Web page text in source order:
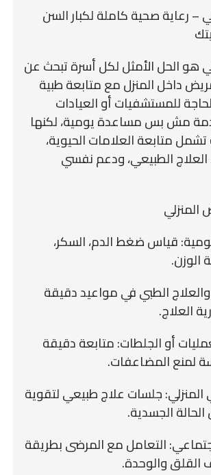
– رعاية صحية كاملة لكبار السن
هو الحل الأمثل لكل أسرة تبحث عن
داخل المنزل مع متابعة طبية
للمستشفيات أو العيادات
مش بس مساعدة يومية، لكنها
متابعة العلامات الحيوية،
العلاج الطبيعي، ودعم نفسي
المنزلي
قياس ضغط الدم، السكر،
الوزن.
الطبي في مواعيد دقيقة
العلاج.
أو الجلطات: متابعة دقيقة
لمنع المضاعفات.
المنزلي: جلسات علاج طبيعي لتقوية
الجسدية.
التعامل مع المرضى بطريقة
القلق والوحدة.